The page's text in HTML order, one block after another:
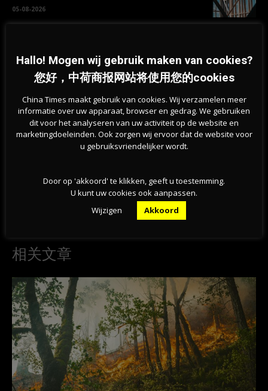
05-08-2026
请公众参与投票
疫情延误救治，去年荷兰数百人因
想提前退休？在荷兰或许可以了
相关文章
Hallo! Mogen wij gebruik maken van cookies?
您好，中荷商报网站将使用您的cookies
China Times maakt gebruik van cookies. Wij verzamelen meer
informatie over uw apparaat, browser en gedrag. We gebruiken
dit voor het analyseren van uw activiteit op de website en
marketingdoeleinden. Ook zorgen wij ervoor dat de website voor
u gebruiksvriendelijker wordt.
Door op 'akkoord' te klikken, geeft u toestemming.
U kunt uw cookies ook aanpassen.
Wijzigen
Akkoord